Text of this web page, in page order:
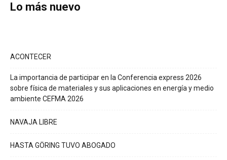
Lo más nuevo
ACONTECER
La importancia de participar en la Conferencia express 2026
sobre física de materiales y sus aplicaciones en energía y medio
ambiente CEFMA 2026
NAVAJA LIBRE
HASTA GÖRING TUVO ABOGADO